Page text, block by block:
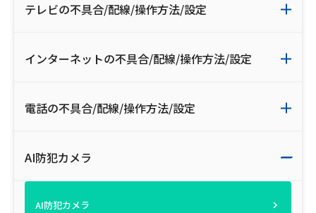
お知らせ
サイトマップ
ウェブサイトのご利用について
テレビの不具合/配線/操作方法/設定
インターネットの不具合/配線/操作方法/設定
電話の不具合/配線/操作方法/設定
AI防犯カメラ
AI防犯カメラ